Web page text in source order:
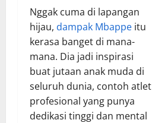
Nggak cuma di lapangan
hijau, dampak Mbappe itu
kerasa banget di mana-
mana. Dia jadi inspirasi
buat jutaan anak muda di
seluruh dunia, contoh atlet
profesional yang punya
dedikasi tinggi dan mental